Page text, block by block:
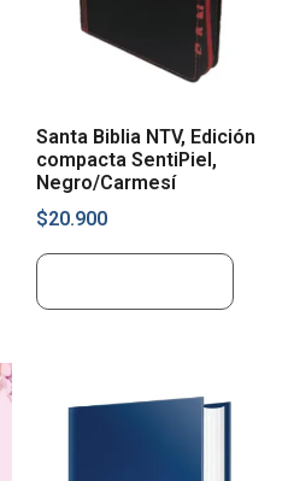
Santa Biblia NTV, Edición
compacta SentiPiel,
Negro/Carmesí
$20.900